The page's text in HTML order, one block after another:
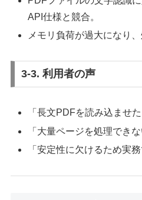
API仕様と競合。
メモリ負荷が過大になり
3-3. 利用者の声
「長文PDFを読み込ませ
「大量ページを処理できな
「安定性に欠けるため実